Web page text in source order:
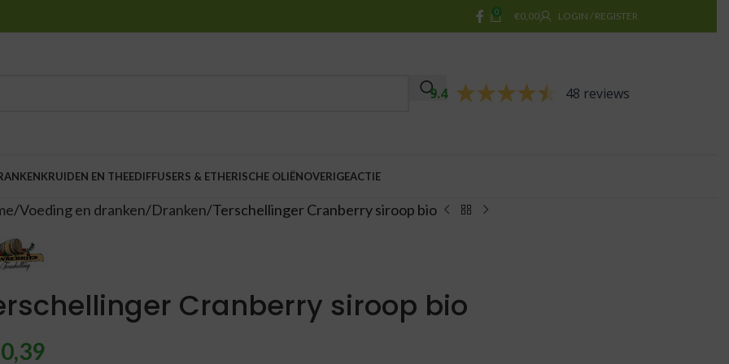
0 €0,00 LOGIN / REGISTER
9.4 48 reviews
KRUIDEN EN THEEDIFFUSERS & ETHERISCHE OLIËNOVERIGEACTIE
Voeding en dranken Dranken Terschellinger Cranberry siroop bio
Cranberry siroop bio